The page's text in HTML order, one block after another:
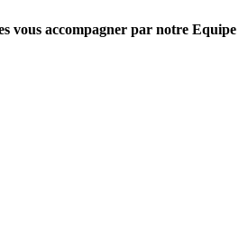
vous accompagner par notre